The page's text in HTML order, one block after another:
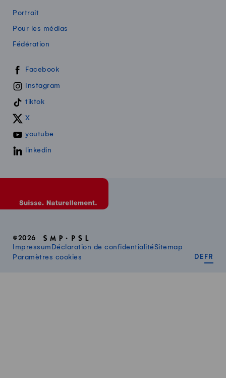
Portrait
Pour les médias
Fédération
Swissmilk sur les réseaux sociaux
Facebook
Instagram
tiktok
X
youtube
linkedin
©2026
Impressum Déclaration de confidentialitéSitemap
Paramètres cookies
DE FR